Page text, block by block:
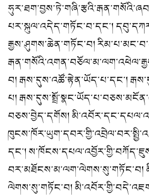
པར་སྐུལ་འདེད་གཏོང་བ་དང་།
རྒྱས་ཤུགས་ཆེན་གཏོང་བ།
བ། རྒས་དུས་འཚོ་རྟེན་ཡོད་པ་དང་།
པ།
བཅས་བྱེད་དགོས།
དང་།
བར་མཐོངས་མ་ལག་ལེགས་སུ་གཏོང་བ།
ལེགས་སུ་གཏོང་བ།